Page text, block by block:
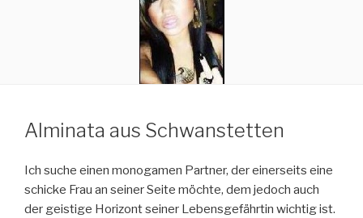
Alminata aus Schwanstetten
Ich suche einen monogamen Partner, der einerseits eine
schicke Frau an seiner Seite möchte, dem jedoch auch
der geistige Horizont seiner Lebensgefährtin wichtig ist.